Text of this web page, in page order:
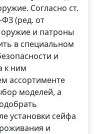
Согласно ст.
ФЗ (ред. от
и патроны
в специальном
и
к ним
ассортименте
моделей, а
установки сейфа
и